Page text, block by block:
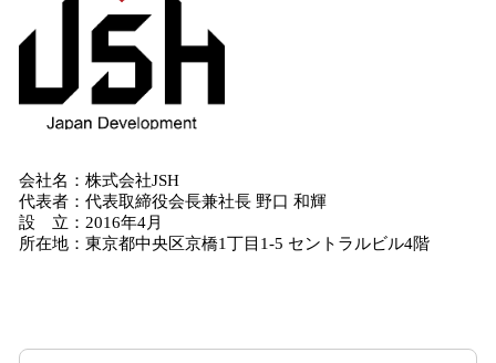
会社名：株式会社JSH
代表者：代表取締役会長兼社長 野口 和輝
設 立：2016年4月
所在地：東京都中央区京橋1丁目1-5 セントラルビル4階